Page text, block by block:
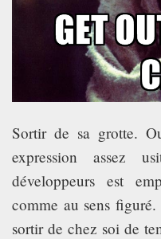
Sortir de sa grotte.
expression assez
développeurs est
comme au sens
sortir de chez soi de